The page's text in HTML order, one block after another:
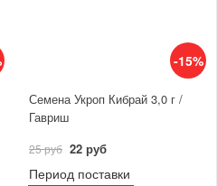
-15%
Семена Укроп Кибрай 3,0 г /
Гавриш
25 руб 22 руб
Период поставки